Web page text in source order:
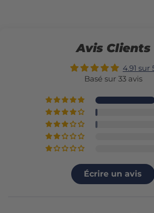
Avis Clients
4.91 sur
Basé sur 33 avis
Écrire un avis